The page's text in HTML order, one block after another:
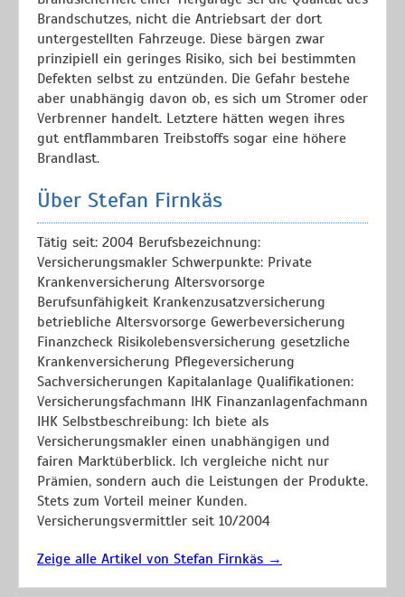
Brandschutzes, nicht die Antriebsart der dort
untergestellten Fahrzeuge. Diese bärgen zwar
prinzipiell ein geringes Risiko, sich bei bestimmten
Defekten selbst zu entzünden. Die Gefahr bestehe
aber unabhängig davon ob, es sich um Stromer oder
Verbrenner handelt. Letztere hätten wegen ihres
gut entflammbaren Treibstoffs sogar eine höhere
Brandlast.
Über Stefan Firnkäs
Tätig seit: 2004 Berufsbezeichnung:
Versicherungsmakler Schwerpunkte: Private
Krankenversicherung Altersvorsorge
Berufsunfähigkeit Krankenzusatzversicherung
betriebliche Altersvorsorge Gewerbeversicherung
Finanzcheck Risikolebensversicherung gesetzliche
Krankenversicherung Pflegeversicherung
Sachversicherungen Kapitalanlage Qualifikationen:
Versicherungsfachmann IHK Finanzanlagenfachmann
IHK Selbstbeschreibung: Ich biete als
Versicherungsmakler einen unabhängigen und
fairen Marktüberblick. Ich vergleiche nicht nur
Prämien, sondern auch die Leistungen der Produkte.
Stets zum Vorteil meiner Kunden.
Versicherungsvermittler seit 10/2004
Zeige alle Artikel von Stefan Firnkäs →